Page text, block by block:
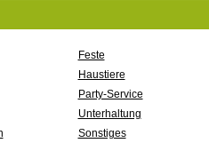
Feste
Haustiere
Party-Service
Unterhaltung
Sonstiges